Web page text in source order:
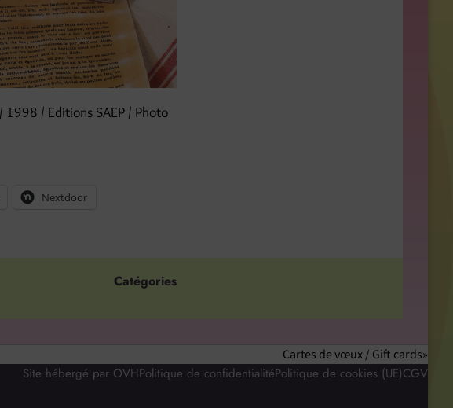
1998 / Editions SAEP / Photo
Nextdoor
Catégories
Cartes de vœux / Gift cards
Site hébergé par OVHPolitique de confidentialitéPolitique de cookies (UE)CGV